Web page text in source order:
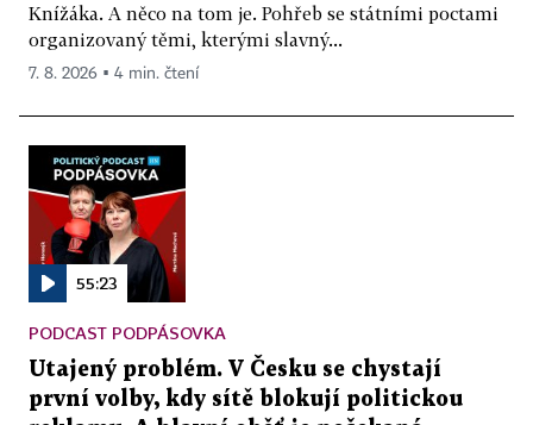
Knížáka. A něco na tom je. Pohřeb se státními poctami
organizovaný těmi, kterými slavný...
7. 8. 2026 ▪ 4 min. čtení
55:23
PODCAST PODPÁSOVKA
Utajený problém. V Česku se chystají
první volby, kdy sítě blokují politickou